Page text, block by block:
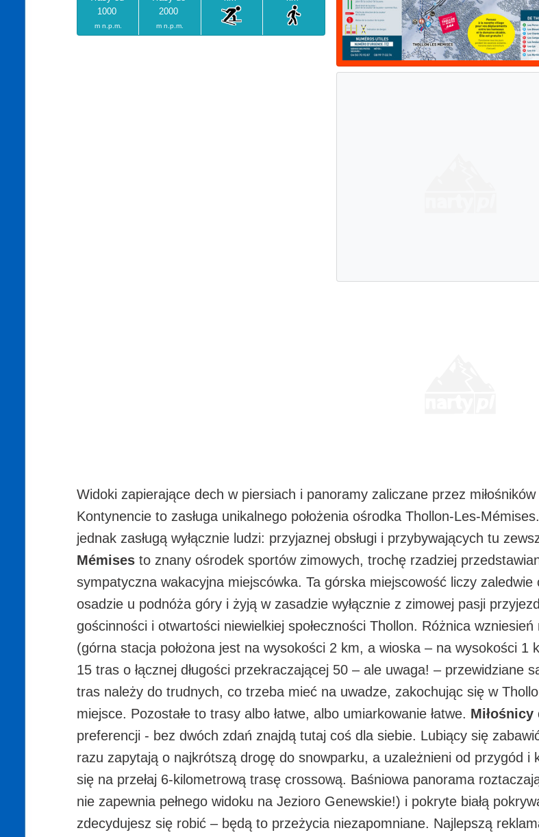
1000
m n.p.m.
2000
m n.p.m.
Widoki zapierające dech w piersiach i panoramy zaliczane przez
Kontynencie to zasługa unikalnego położenia ośrodka Thollon-Les-
jednak zasługą wyłącznie ludzi: przyjaznej obsługi i przybywających tu
Mémises to znany ośrodek sportów zimowych, trochę rzadziej
sympatyczna wakacyjna miejscówka. Ta górska miejscowość liczy
osadzie u podnóża góry i żyją w zasadzie wyłącznie z zimowej pasji
gościnności i otwartości niewielkiej społeczności Thollon. Różnica
(górna stacja położona jest na wysokości 2 km, a wioska – na wysokości 1
15 tras o łącznej długości przekraczającej 50 – ale uwaga! – przewidziane
tras należy do trudnych, co trzeba mieć na uwadze, zakochując się w
miejsce. Pozostałe to trasy albo łatwe, albo umiarkowanie łatwe.
preferencji - bez dwóch zdań znajdą tutaj coś dla siebie. Lubiący się
razu zapytają o najkrótszą drogę do snowparku, a uzależnieni od przygód
się na przełaj 6-kilometrową trasę crossową. Baśniowa panorama
nie zapewnia pełnego widoku na Jezioro Genewskie!) i pokryte białą
zdecydujesz się robić – będą to przeżycia niezapomniane. Najlepszą